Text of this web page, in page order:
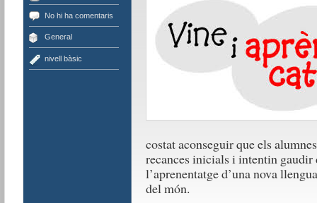
No hi ha comentaris
General
nivell bàsic
costat aconseguir que els
recances inicials i intentin gaudir
l’aprenentatge d’una nova
del món.